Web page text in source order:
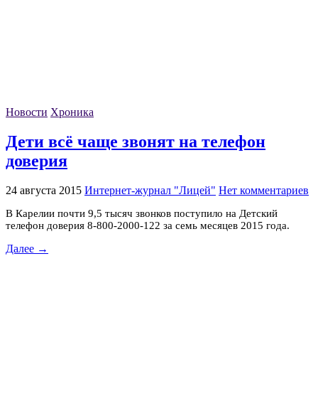
Новости Хроника
Дети всё чаще звонят на телефон
доверия
24 августа 2015 Интернет-журнал "Лицей" Нет комментариев
В Карелии почти 9,5 тысяч звонков поступило на Детский
телефон доверия 8-800-2000-122 за семь месяцев 2015 года.
Далее →